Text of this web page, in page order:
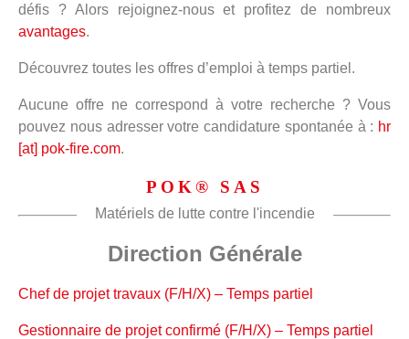
défis ? Alors rejoignez-nous et profitez de nombreux
avantages.
Découvrez toutes les offres d’emploi à temps partiel.
Aucune offre ne correspond à votre recherche ? Vous
pouvez nous adresser votre candidature spontanée à : hr
[at] pok-fire.com.
POK® SAS
Matériels de lutte contre l'incendie
Direction Générale
Chef de projet travaux (F/H/X) – Temps partiel
Gestionnaire de projet confirmé (F/H/X) – Temps partiel